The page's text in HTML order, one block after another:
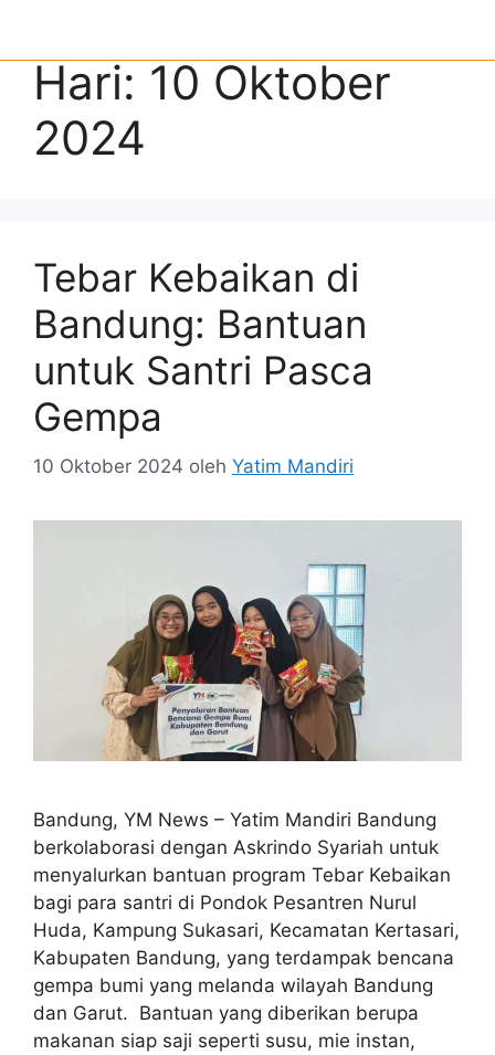
Hari: 10 Oktober
2024
Tebar Kebaikan di
Bandung: Bantuan
untuk Santri Pasca
Gempa
10 Oktober 2024 oleh Yatim Mandiri
Bandung, YM News – Yatim Mandiri Bandung
berkolaborasi dengan Askrindo Syariah untuk
menyalurkan bantuan program Tebar Kebaikan
bagi para santri di Pondok Pesantren Nurul
Huda, Kampung Sukasari, Kecamatan Kertasari,
Kabupaten Bandung, yang terdampak bencana
gempa bumi yang melanda wilayah Bandung
dan Garut. Bantuan yang diberikan berupa
makanan siap saji seperti susu, mie instan,